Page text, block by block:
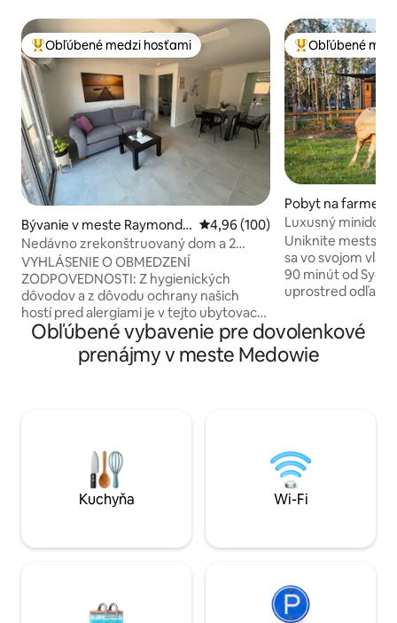
Najobľúbenejšie medzi hosťami
Obľúbené medzi hosťami
Bývanie v meste Raymond T
errace
Priemerné ohodnotenie 4,96 z
4,96 (100)
Nedávno zrekonštruovaný dom a 2
minúty od diaľnice
VYHLÁSENIE O OBMEDZENÍ
ZODPOVEDNOSTI: Z hygienických
dôvodov a z dôvodu ochrany našich
hostí pred alergiami je v tejto ubytovacej
jednotke ZAKÁZANÉ PRÍSŤ S DOMÁCIMI
ZVIERATAMI. Cíťte sa tu ako doma v
našom útulnom priestore s 2 spálňami a
atmosférou je to skvelé miesto pre
cestovateľov, ktorí chcú počas cesty
oddychovať. Sme blízko miestnych
atrakcií a dopravy, čo uľahčuje
si v pohodlí.
Najobľúbenejšie
Obľúbené
Pobyt na farme v
oranbong
Luxusný minidom
zvieratá •
Uniknite
sa vo svojom
90 minút od Sydney.
uprostred
nakŕmte kozy,
Oddýchnite si vo
vonkajšej
Čerstvé vajcia a
Rezervujte teraz!
7 nocí.
Obľúbené vybavenie pre dovolenkové
prenájmy v meste Medowie
Kuchyňa Wi-Fi